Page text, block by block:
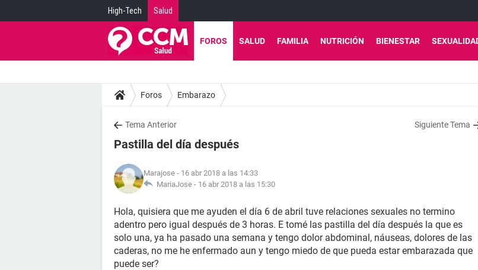
High-Tech Salud
FOROS SALUD FAMILIA NUTRICIÓN BIENESTAR
Foros Embarazo
Tema Anterior Siguiente Tema
Pastilla del día después
Marajose - 16 abr 2018 a las 14:33
MariaJose - 16 abr 2018 a las 15:30
Hola, quisiera que me ayuden el día 6 de abril tuve relaciones sexuales no termino
adentro pero igual después de 3 horas. E tomé las pastilla del día después la que es
solo una, ya ha pasado una semana y tengo dolor abdominal, náuseas, dolores de las
caderas, no me he enfermado aun y tengo miedo de que pueda estar embarazada que
puede ser?